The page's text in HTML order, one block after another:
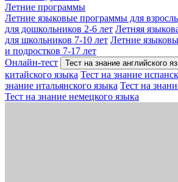
Летние программы
Летние языковые программы для
для дошкольников 2-6 лет Летняя
для школьников 7-10 лет Летние
и подростков 7-17 лет
Онлайн-тест
Тест на знание английского
китайского языка Тест на знание
знание итальянского языка Тест на
Тест на знание немецкого языка